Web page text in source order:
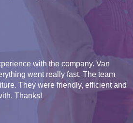
with the company. Van
went really fast. The team
They were friendly, efficient and
Thanks!